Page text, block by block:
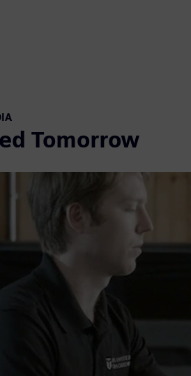
Tomorrow